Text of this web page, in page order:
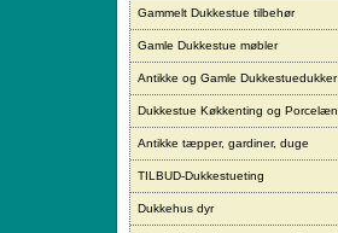
Gammelt Dukkestue tilbehør
Gamle Dukkestue møbler
Antikke og Gamle Dukkestuedukker
Dukkestue Køkkenting og Porcelæn
Antikke tæpper, gardiner, duge
TILBUD-Dukkestueting
Dukkehus dyr